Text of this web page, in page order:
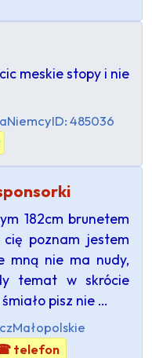
meskie stopy i nie
NiemcyID: 485036
182cm brunetem
poznam jestem
mną nie ma nudy,
temat w skrócie
pisz nie …
Małopolskie
telefon